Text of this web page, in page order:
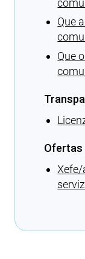
Que
Que
Ofertas
Xefe/